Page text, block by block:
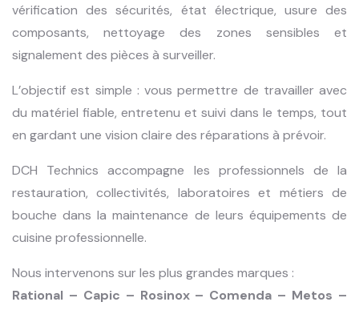
vérification des sécurités, état électrique, usure des
composants, nettoyage des zones sensibles et
signalement des pièces à surveiller.
L’objectif est simple : vous permettre de travailler avec
du matériel fiable, entretenu et suivi dans le temps, tout
en gardant une vision claire des réparations à prévoir.
DCH Technics accompagne les professionnels de la
restauration, collectivités, laboratoires et métiers de
bouche dans la maintenance de leurs équipements de
cuisine professionnelle.
Nous intervenons sur les plus grandes marques :
Rational – Capic – Rosinox – Comenda – Metos –